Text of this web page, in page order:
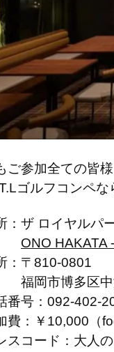
ご参加全ての皆
ゴルフコンペな
：ザ ロイヤルパ
ONO HAKATA
：〒810-0801
市博多区中
番号：092-402-
費：￥10,000（
スコード：大人